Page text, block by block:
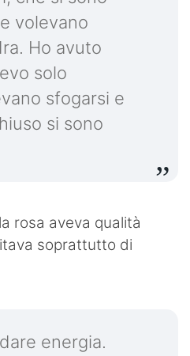
volevano
Ho avuto
solo
sfogarsi e
si sono
rosa aveva qualità
soprattutto di
energia.